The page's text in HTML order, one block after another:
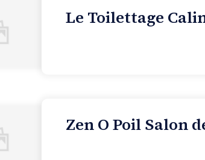
Le Toilettage
Zen O Poil Salon